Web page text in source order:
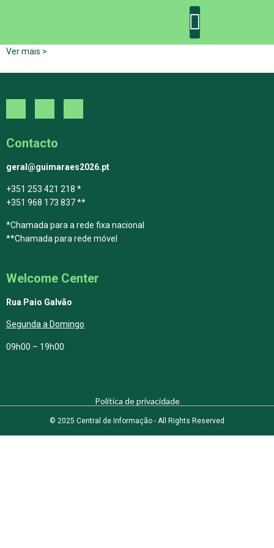
Ver mais >
Contacto
geral@guimaraes2026.pt
+351 253 421 218 *
+351 968 173 837 **
*Chamada para a rede fixa nacional
**Chamada para rede móvel
Welcome Center
Rua Paio Galvão
Segunda a Domingo
09h00 – 19h00
Política de privacidade
© 2025 Central de Informação - All Rights Reserved